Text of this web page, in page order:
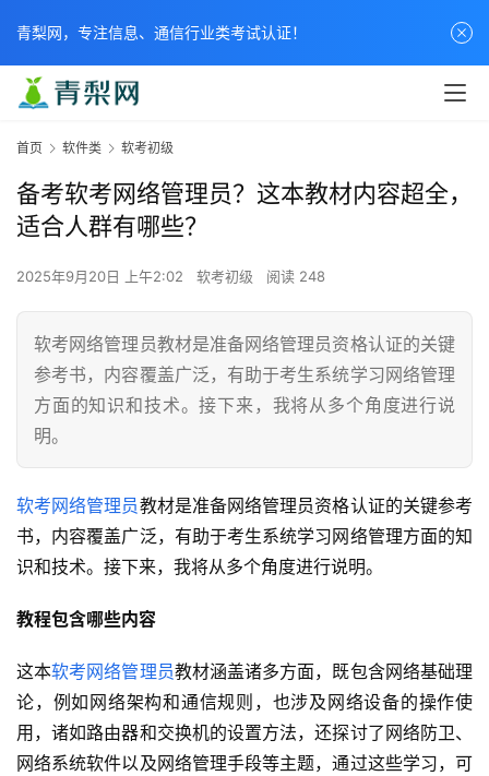
首页 软件类 软考初级
备考软考网络管理员？这本教材内容超全，
适合人群有哪些？
2025年9月20日 上午2:02 软考初级 阅读 248
软考网络管理员教材是准备网络管理员资格认证的关键
参考书，内容覆盖广泛，有助于考生系统学习网络管理
方面的知识和技术。接下来，我将从多个角度进行说
明。
软考网络管理员教材是准备网络管理员资格认证的关键参考
书，内容覆盖广泛，有助于考生系统学习网络管理方面的知
识和技术。接下来，我将从多个角度进行说明。
教程包含哪些内容
这本软考网络管理员教材涵盖诸多方面，既包含网络基础理
论，例如网络架构和通信规则，也涉及网络设备的操作使
用，诸如路由器和交换机的设置方法，还探讨了网络防卫、
网络系统软件以及网络管理手段等主题，通过这些学习，可
青梨网，专注信息、通信行业类考试认证！